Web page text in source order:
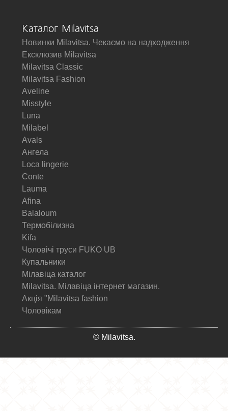
Каталог Milavitsa
Новинки Milavitsa. Чекаємо на надходження
Ексклюзив Milavitsa
Milavitsa Classic
Milavitsa Fashion
Aveline
Misstyle
Luna
Milabel
Avals
Ангела
Loca lingerie
Conte
Lauma
Afina
Balaloum
Термобілизна
Kifa
Чоловічі труси FUKO UB
Купальники
Мілавіца каталог
Milavitsa. Мілавіца інтернет магазин.
Акція "Milavitsa fashion
Чоловікам
© Milavitsa.